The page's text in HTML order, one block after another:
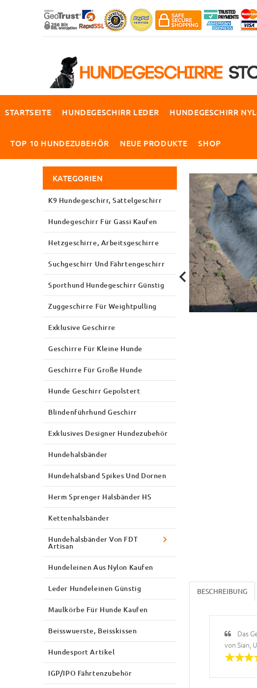
STARTSEITE HUNDEGESCHIRR LEDER HUNDEGESCHIRR
TOP 10 HUNDEZUBEHÖR NEUE PRODUKTE SHOP
BESCHREIBUNG
Das
von Sian,
KATEGORIEN
K9 Hundegeschirr, Sattelgeschirr
Hundegeschirr Für Gassi Kaufen
Hetzgeschirre, Arbeitsgeschirre
Suchgeschirr Und Fährtengeschirr
Sporthund Hundegeschirr Günstig
Zuggeschirre Für Weightpulling
Exklusive Geschirre
Geschirre Für Kleine Hunde
Geschirre Für Große Hunde
Hunde Geschirr Gepolstert
Blindenführhund Geschirr
Exklusives Designer Hundezubehör
Hundehalsbänder
Hundehalsband Spikes Und Dornen
Herm Sprenger Halsbänder HS
Kettenhalsbänder
Hundehalsbänder Von FDT
Artisan
Hundeleinen Aus Nylon Kaufen
Leder Hundeleinen Günstig
Maulkörbe Für Hunde Kaufen
Beisswuerste, Beisskissen
Hundesport Artikel
IGP/IPO Fährtenzubehör